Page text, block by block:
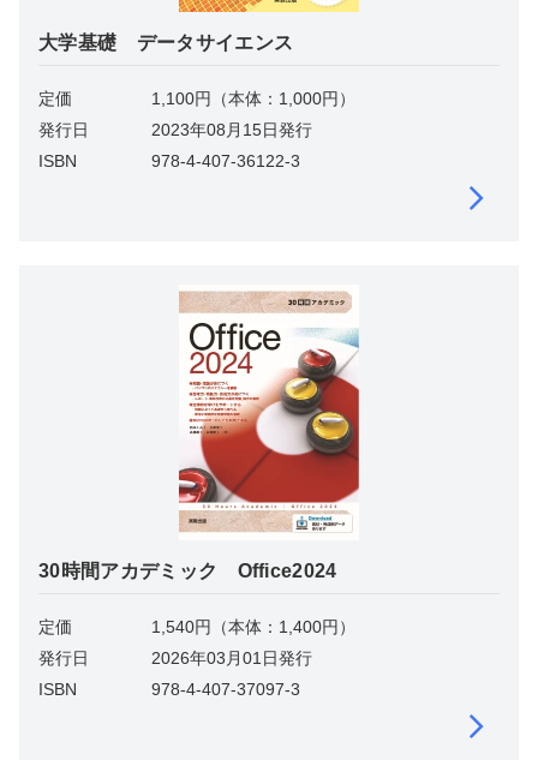
大学基礎 データサイエンス
定価
1,100円（本体：1,000円）
発行日
2023年08月15日発行
ISBN
978-4-407-36122-3
30時間アカデミック Office2024
定価
1,540円（本体：1,400円）
発行日
2026年03月01日発行
ISBN
978-4-407-37097-3